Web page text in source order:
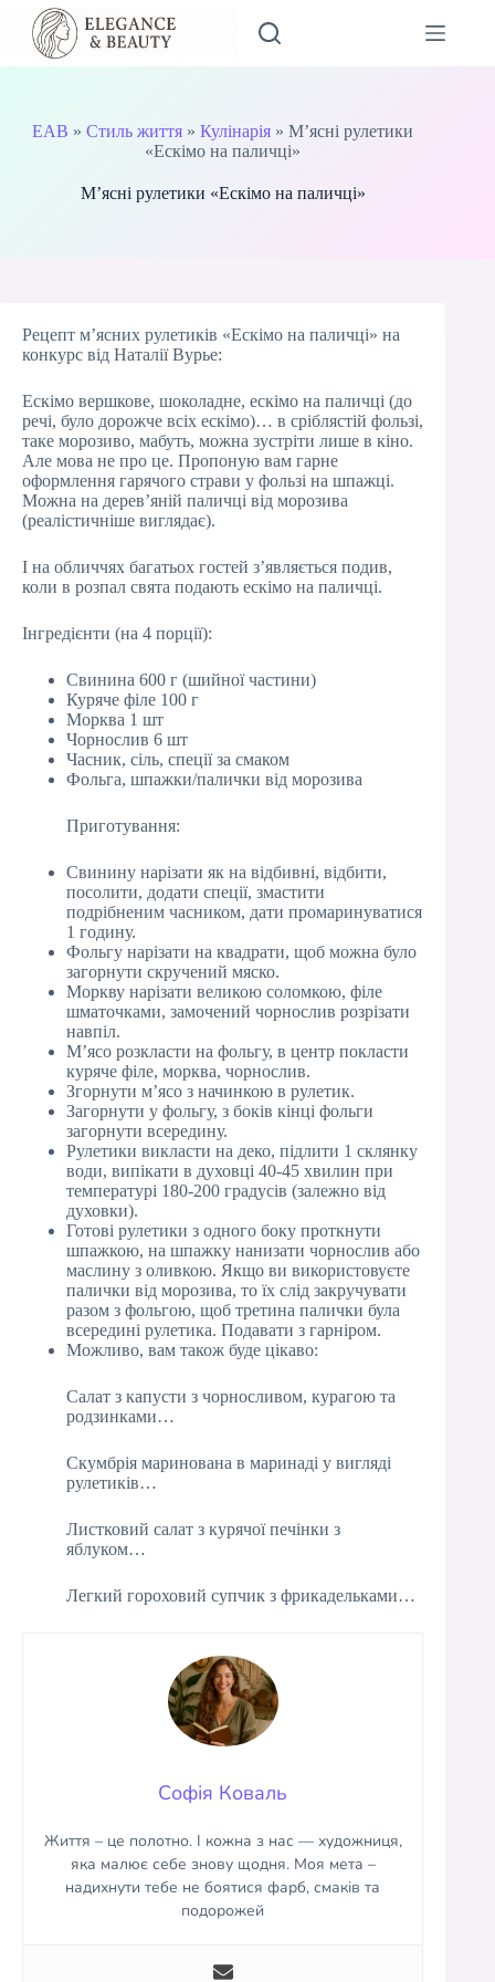
Перейти
вмісту
EAB »Стиль життя »Кулінарія »М’ясні рулетики
«Ескімо на паличці»
М’ясні рулетики «Ескімо на паличці»
Рецепт м’ясних рулетиків «Ескімо на паличці» на
конкурс від Наталії Вурье:
Ескімо вершкове, шоколадне, ескімо на паличці (до
речі, було дорожче всіх ескімо)… в сріблястій фользі,
таке морозиво, мабуть, можна зустріти лише в кіно.
Але мова не про це. Пропоную вам гарне
оформлення гарячого страви у фользі на шпажці.
Можна на дерев’яній паличці від морозива
(реалістичніше виглядає).
І на обличчях багатьох гостей з’являється подив,
коли в розпал свята подають ескімо на паличці.
Інгредієнти (на 4 порції):
Свинина 600 г (шийної частини)
Куряче філе 100 г
Морква 1 шт
Чорнослив 6 шт
Часник, сіль, спеції за смаком
Фольга, шпажки/палички від морозива
Приготування:
Свинину нарізати як на відбивні, відбити,
посолити, додати спеції, змастити
подрібненим часником, дати промаринуватися
1 годину.
Фольгу нарізати на квадрати, щоб можна було
загорнути скручений мяско.
Моркву нарізати великою соломкою, філе
шматочками, замочений чорнослив розрізати
навпіл.
М’ясо розкласти на фольгу, в центр покласти
куряче філе, морква, чорнослив.
Згорнути м’ясо з начинкою в рулетик.
Загорнути у фольгу, з боків кінці фольги
загорнути всередину.
Рулетики викласти на деко, підлити 1 склянку
води, випікати в духовці 40-45 хвилин при
температурі 180-200 градусів (залежно від
духовки).
Готові рулетики з одного боку проткнути
шпажкою, на шпажку нанизати чорнослив або
маслину з оливкою. Якщо ви використовуєте
палички від морозива, то їх слід закручувати
разом з фольгою, щоб третина палички була
всередині рулетика. Подавати з гарніром.
Можливо, вам також буде цікаво:
Салат з капусти з чорносливом, курагою та
родзинками…
Скумбрія маринована в маринаді у вигляді
рулетиків…
Листковий салат з курячої печінки з
яблуком…
Легкий гороховий супчик з фрикадельками…
Софія Коваль
Життя – це полотно. І кожна з нас — художниця,
яка малює себе знову щодня. Моя мета –
надихнути тебе не боятися фарб, смаків та
подорожей